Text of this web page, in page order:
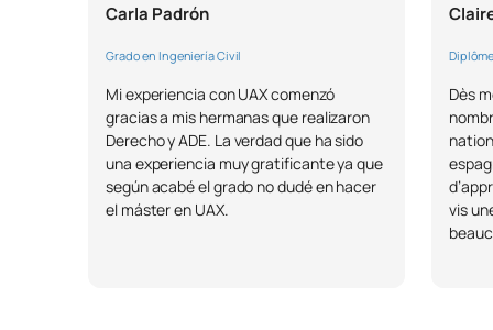
Carla Padrón
Grado en Ingeniería Civil
Mi experiencia con UAX comenzó
gracias a mis hermanas que realizaron
Derecho y ADE. La verdad que ha sido
una experiencia muy gratificante ya que
según acabé el grado no dudé en hacer
el máster en UAX.
Dès
vis